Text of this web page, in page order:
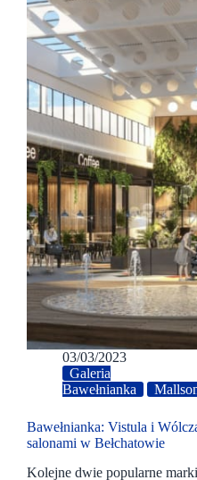
03/03/2023
Galeria
Bawełnianka
Bawełnianka: Vistula i
salonami w Bełchatowie
Kolejne dwie popularne